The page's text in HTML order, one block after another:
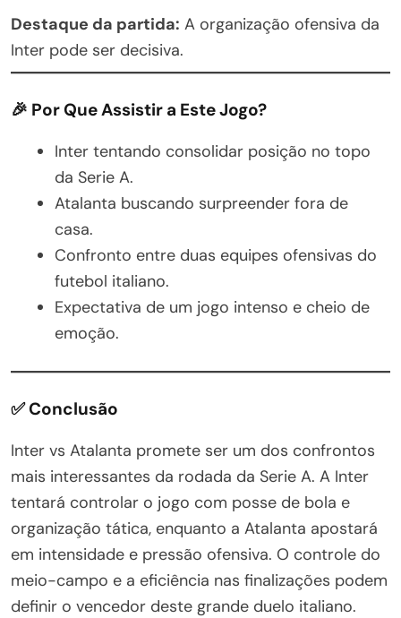
Destaque da partida: A organização ofensiva da
Inter pode ser decisiva.
🎉 Por Que Assistir a Este Jogo?
Inter tentando consolidar posição no topo
da Serie A.
Atalanta buscando surpreender fora de
casa.
Confronto entre duas equipes ofensivas do
futebol italiano.
Expectativa de um jogo intenso e cheio de
emoção.
✅ Conclusão
Inter vs Atalanta promete ser um dos confrontos
mais interessantes da rodada da Serie A. A Inter
tentará controlar o jogo com posse de bola e
organização tática, enquanto a Atalanta apostará
em intensidade e pressão ofensiva. O controle do
meio-campo e a eficiência nas finalizações podem
definir o vencedor deste grande duelo italiano.